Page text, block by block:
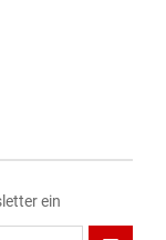
ein